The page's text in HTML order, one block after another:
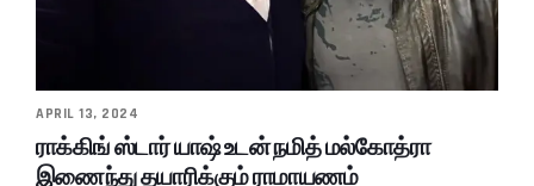
APRIL 13, 2024
ராக்கிங் ஸ்டார் யாஷ் உடன் நமித் மல்கோத்ரா
இணைந்து தயாரிக்கும் ராமாயணம்